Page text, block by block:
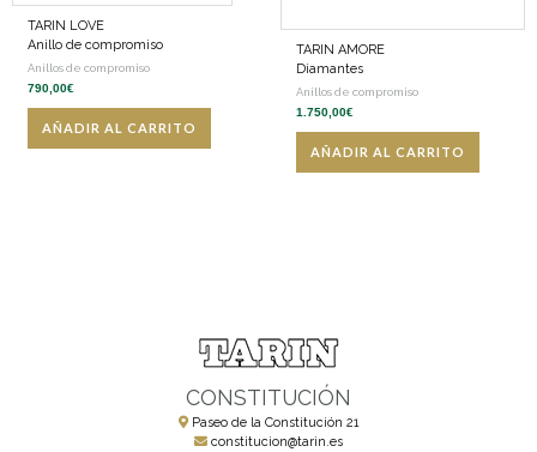
TARIN LOVE
Anillo de compromiso
Anillos de compromiso
790,00€
AÑADIR AL CARRITO
TARIN AMORE
Diamantes
Anillos de compromiso
1.750,00€
AÑADIR AL CARRITO
CONSTITUCIÓN
Paseo de la Constitución 21
constitucion@tarin.es